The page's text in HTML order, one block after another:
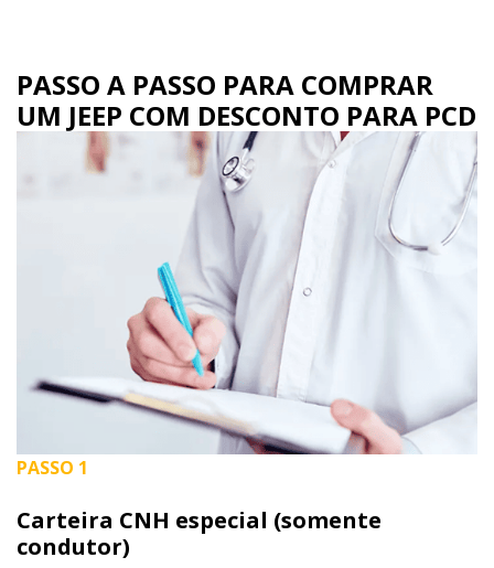
PASSO A PASSO PARA COMPRAR
UM JEEP COM DESCONTO PARA PCD
PASSO 1
Carteira CNH especial (somente
condutor)